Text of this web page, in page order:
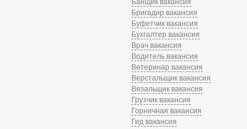
Бригадир вакансия
Буфетчик вакансия
Бухгалтер вакансия
Врач вакансия
Водитель вакансия
Ветеринар вакансия
Верстальщик вакансия
Вязальщик вакансия
Грузчик вакансия
Горничная вакансия
Гид вакансия